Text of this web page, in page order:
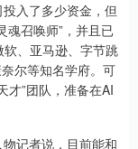
入了多少资金，但
魂召唤师”，并且已
、亚马逊、字节跳
尔等知名学府。可
才”团队，准备在AI
记者说，目前能和